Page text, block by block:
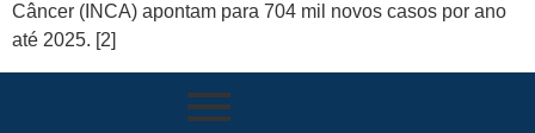
Câncer (INCA) apontam para 704 mil novos casos por ano
até 2025. [2]